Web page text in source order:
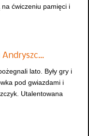
ćwiczeniu pamięci i
Andryszc…
lato. Były gry i
pod gwiazdami i
Utalentowana